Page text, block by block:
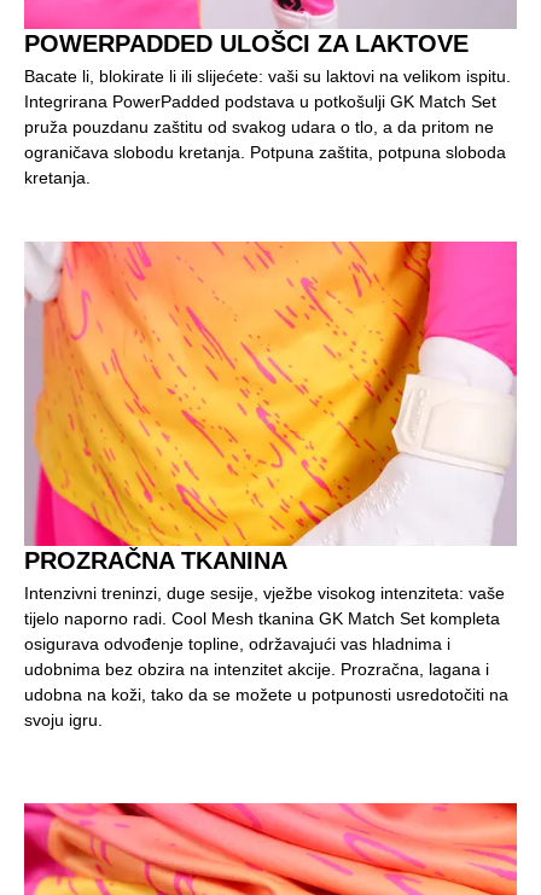
POWERPADDED ULOŠCI ZA LAKTOVE
Bacate li, blokirate li ili slijećete: vaši su laktovi na velikom ispitu.
Integrirana PowerPadded podstava u potkošulji GK Match Set
pruža pouzdanu zaštitu od svakog udara o tlo, a da pritom ne
ograničava slobodu kretanja. Potpuna zaštita, potpuna sloboda
kretanja.
PROZRAČNA TKANINA
Intenzivni treninzi, duge sesije, vježbe visokog intenziteta: vaše
tijelo naporno radi. Cool Mesh tkanina GK Match Set kompleta
osigurava odvođenje topline, održavajući vas hladnima i
udobnima bez obzira na intenzitet akcije. Prozračna, lagana i
udobna na koži, tako da se možete u potpunosti usredotočiti na
svoju igru.